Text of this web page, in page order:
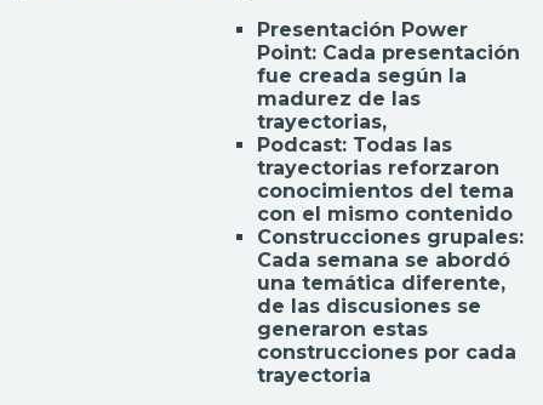
Presentación Power
Point: Cada presentación
fue creada según la
madurez de las
trayectorias,
Podcast: Todas las
trayectorias reforzaron
conocimientos del tema
con el mismo contenido
Construcciones grupales:
Cada semana se abordó
una temática diferente,
de las discusiones se
generaron estas
construcciones por cada
trayectoria